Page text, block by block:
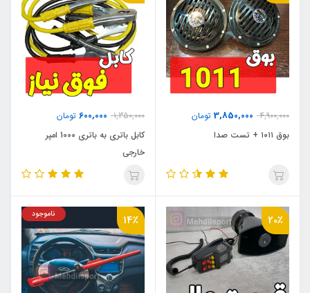
4,900,000
3,850,000 تومان
بوق ۱۰۱۱ + تست صدا
1,350,000
600,000 تومان
کابل باتری به باتری 1000 امپر
خارجی
20٪ 14٪ ناموجود